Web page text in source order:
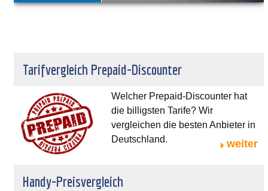
Tarifvergleich Prepaid-Discounter
Welcher Prepaid-Discounter hat
die billigsten Tarife? Wir
vergleichen die besten Anbieter in
Deutschland.
weiter
Handy-Preisvergleich